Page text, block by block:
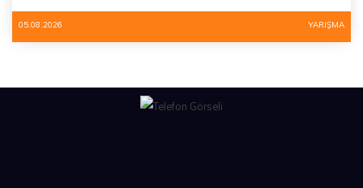
05.08.2026 YARIŞMA